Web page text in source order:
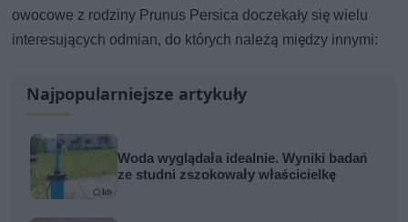
owocowe z rodziny Prunus Persica doczekały się wielu
interesujących odmian, do których należą między innymi:
Najpopularniejsze artykuły
Woda wyglądała idealnie. Wyniki badań
ze studni zszokowały właścicielkę